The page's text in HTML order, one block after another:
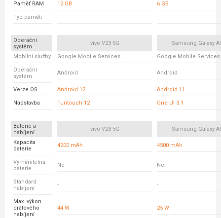
Paměť RAM 12 GB 6 GB
Typ paměti - -
Operační
systém
vivo V23 5G Samsung Galaxy
Mobilní služby Google Mobile Services Google Mobile Services
Operační
systém
Android Android
Verze OS Android 12 Android 11
Nadstavba Funtouch 12 One UI 3.1
Baterie a
nabíjení
vivo V23 5G Samsung Galaxy
Kapacita
baterie
4200 mAh 4500 mAh
Vyměnitelná
baterie
Ne Ne
Standard
nabíjení
- -
Max. výkon
drátového
nabíjení
44 W 25 W